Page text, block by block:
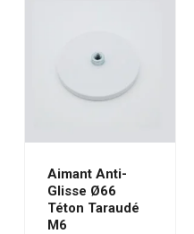
Aimant Anti-
Glisse Ø66
Téton Taraudé
M6